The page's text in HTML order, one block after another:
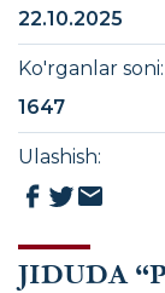
JIDUDA
22.10.2025
Ko'rganlar soni:
1647
Ulashish: